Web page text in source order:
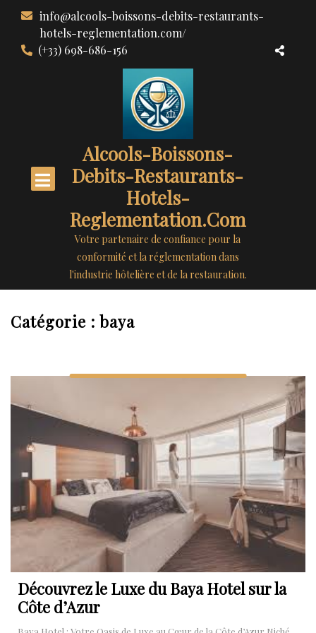
contenu
info@alcools-boissons-debits-restaurants-
hotels-reglementation.com/
(+33) 698-686-156
Alcools-Boissons-
Debits-Restaurants-
Hotels-
Reglementation.com
Votre partenaire de confiance pour la
conformité et la réglementation dans
l'industrie hôtelière et de la restauration.
Catégorie : baya
Découvrez le Luxe du Baya Hotel sur la
Côte d’Azur